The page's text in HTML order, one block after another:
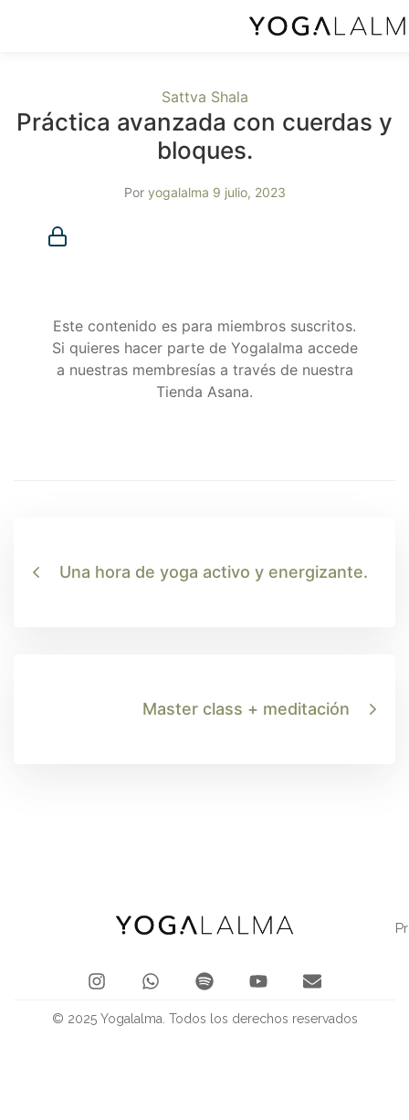
Sattva Shala
Práctica avanzada con cuerdas y
bloques.
Por yogalalma 9 julio, 2023
Una hora de yoga activo y energizante.
Master class + meditación
© 2025 Yogalalma. Todos los derechos reservados